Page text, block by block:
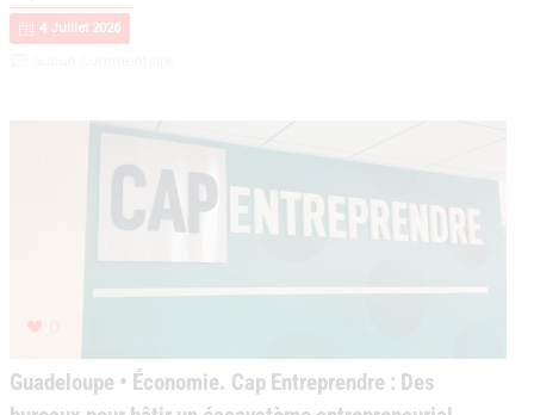
4 Juillet 2026
Guadeloupe • Économie. Cap Entreprendre : Des